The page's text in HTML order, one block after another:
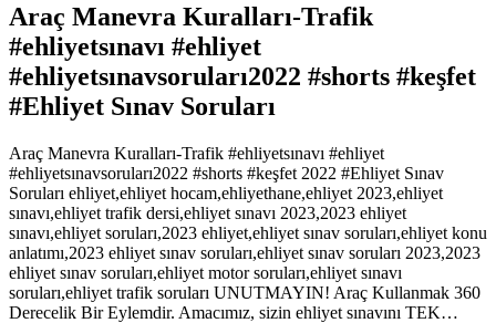
Araç Manevra Kuralları-Trafik
#ehliyetsınavı #ehliyet
#ehliyetsınavsoruları2022 #shorts #keşfet
#Ehliyet Sınav Soruları
Araç Manevra Kuralları-Trafik #ehliyetsınavı #ehliyet
#ehliyetsınavsoruları2022 #shorts #keşfet 2022 #Ehliyet Sınav
Soruları ehliyet,ehliyet hocam,ehliyethane,ehliyet 2023,ehliyet
sınavı,ehliyet trafik dersi,ehliyet sınavı 2023,2023 ehliyet
sınavı,ehliyet soruları,2023 ehliyet,ehliyet sınav soruları,ehliyet konu
anlatımı,2023 ehliyet sınav soruları,ehliyet sınav soruları 2023,2023
ehliyet sınav soruları,ehliyet motor soruları,ehliyet sınavı
soruları,ehliyet trafik soruları UNUTMAYIN! Araç Kullanmak 360
Derecelik Bir Eylemdir. Amacımız, sizin ehliyet sınavını TEK…